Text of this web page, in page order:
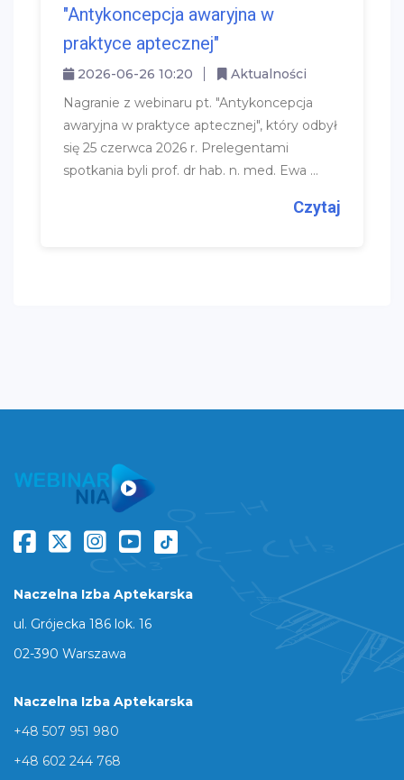
"Antykoncepcja awaryjna w
praktyce aptecznej"
2026-06-26 10:20
Aktualności
Nagranie z webinaru pt. "Antykoncepcja
awaryjna w praktyce aptecznej", który odbył
się 25 czerwca 2026 r. Prelegentami
spotkania byli prof. dr hab. n. med. Ewa ...
Czytaj
Naczelna Izba Aptekarska
ul. Grójecka 186 lok. 16
02-390 Warszawa
Naczelna Izba Aptekarska
+48 507 951 980
+48 602 244 768